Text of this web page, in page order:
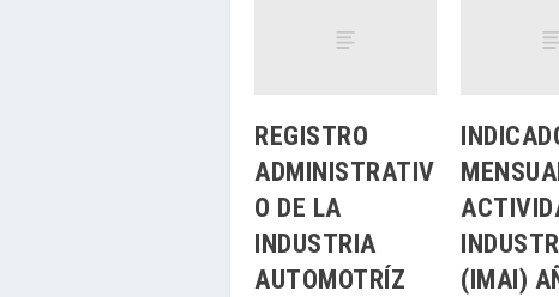
REGISTRO
ADMINISTRATIV
O DE LA
INDUSTRIA
AUTOMOTRÍZ
(IMAI)